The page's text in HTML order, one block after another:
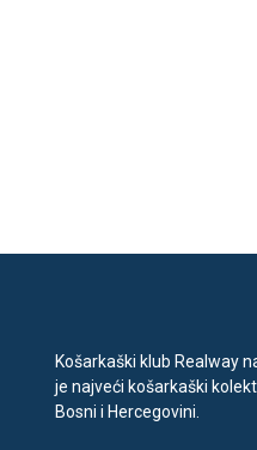
Košarkaški klub Realway
je najveći košarkaški
Bosni i Hercegovini.